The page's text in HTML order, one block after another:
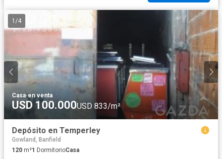
1 /4
Casa·en venta
USD 100.000USD 833/m²
Depósito en Temperley
Gowland, Banfield
120 m²1 DormitorioCasa